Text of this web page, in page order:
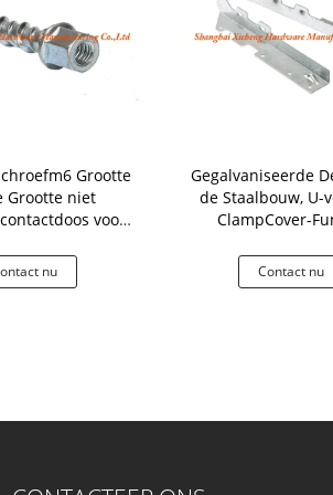
Grootte
Grootte niet
voor
nu
Gegalvaniseerde
de Staalbouw, U-
ClampCover-
Contact nu